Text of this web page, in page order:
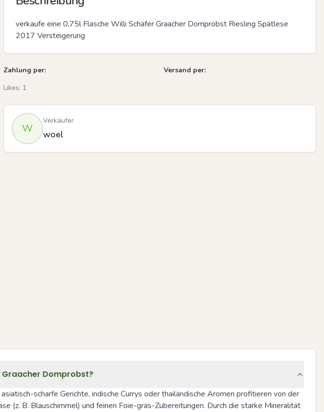
Previous slide
verkaufe eine 0,75l Flasche Willi Schäfer Graacher Domprobst Riesling Spätlese
2017 Versteigerung
Zahlung per:
Versand per:
Likes: 1
W
Verkäufer
woel
Graacher Domprobst?
scharfe Gerichte, indische Currys oder thailändische Aromen profitieren von der
(z. B. Blauschimmel) und feinen Foie-gras-Zubereitungen. Durch die starke Mineralität